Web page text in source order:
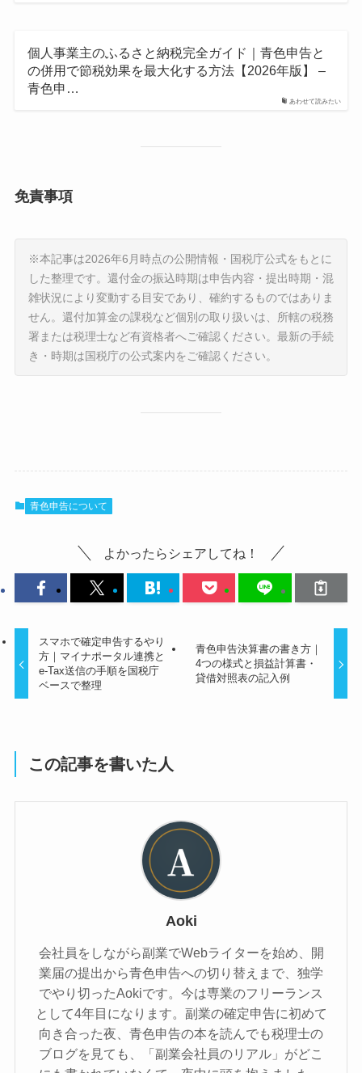
あわせて読みたい
個人事業主のふるさと納税完全ガイド｜青色申告と
の併用で節税効果を最大化する方法【2026年版】 –
青色申…
免責事項
※本記事は2026年6月時点の公開情報・国税庁公式をもとに
した整理です。還付金の振込時期は申告内容・提出時期・混
雑状況により変動する目安であり、確約するものではありま
せん。還付加算金の課税など個別の取り扱いは、所轄の税務
署または税理士など有資格者へご確認ください。最新の手続
き・時期は国税庁の公式案内をご確認ください。
青色申告について
よかったらシェアしてね！
スマホで確定申告するやり
方｜マイナポータル連携と
e-Tax送信の手順を国税庁
ベースで整理
青色申告決算書の書き方｜
4つの様式と損益計算書・
貸借対照表の記入例
この記事を書いた人
Aoki
会社員をしながら副業でWebライターを始め、開
業届の提出から青色申告への切り替えまで、独学
でやり切ったAokiです。今は専業のフリーランス
として4年目になります。副業の確定申告に初めて
向き合った夜、青色申告の本を読んでも税理士の
ブログを見ても、「副業会社員のリアル」がどこ